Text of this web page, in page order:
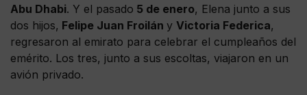
Abu Dhabi. Y el pasado 5 de enero, Elena junto a sus
dos hijos, Felipe Juan Froilán y Victoria Federica,
regresaron al emirato para celebrar el cumpleaños del
emérito. Los tres, junto a sus escoltas, viajaron en un
avión privado.